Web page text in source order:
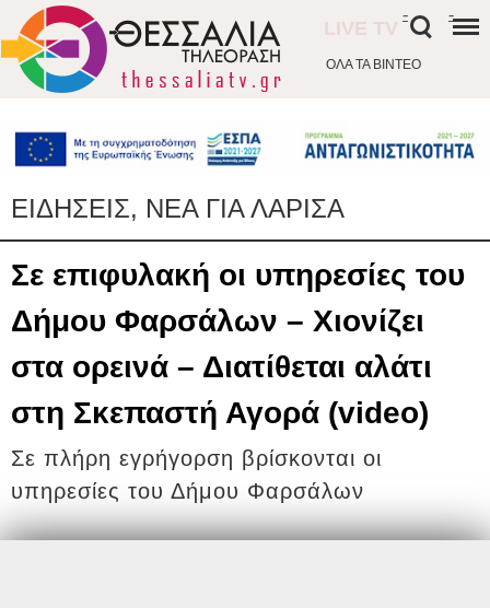
ΟΛΑ ΤΑ ΒΙΝΤΕΟ
- -
ΕΙΔΗΣΕΙΣ, ΝΕΑ ΓΙΑ ΛΑΡΙΣΑ
Σε επιφυλακή οι υπηρεσίες του
Δήμου Φαρσάλων – Χιονίζει
στα ορεινά – Διατίθεται αλάτι
στη Σκεπαστή Αγορά (video)
Σε πλήρη εγρήγορση βρίσκονται οι
υπηρεσίες του Δήμου Φαρσάλων